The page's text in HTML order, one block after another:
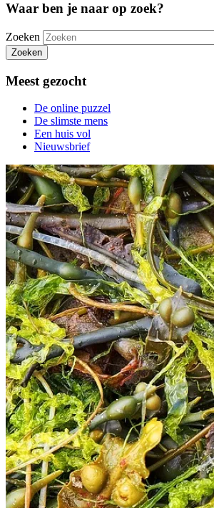
Waar ben je naar op zoek?
Zoeken
Zoeken
Meest gezocht
De online puzzel
De slimste mens
Een huis vol
Nieuwsbrief